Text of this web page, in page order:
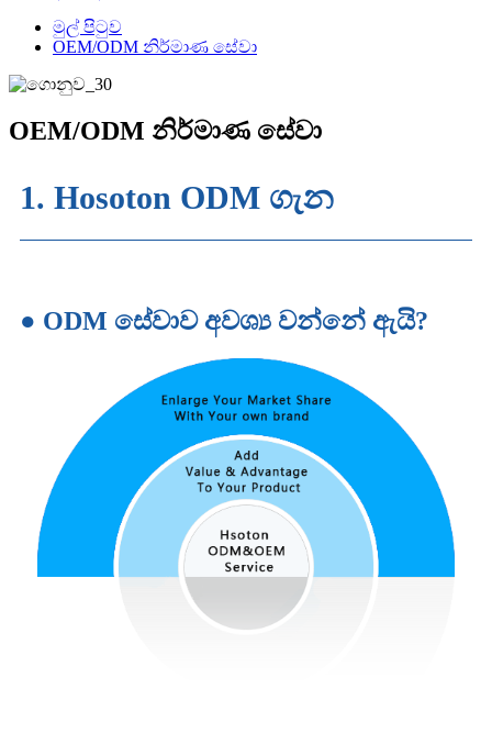
මුල් පිටුව
OEM/ODM නිර්මාණ සේවා
OEM/ODM නිර්මාණ සේවා
1. Hosoton ODM ගැන
● ODM සේවාව අවශ්‍ය වන්නේ ඇයි?